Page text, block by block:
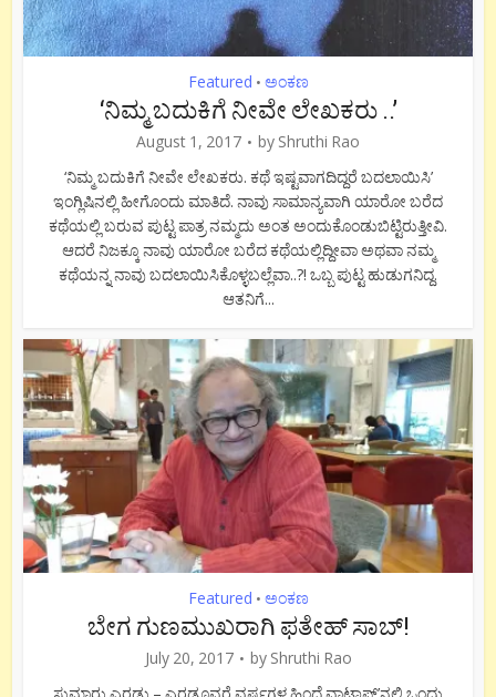
Featured • ಅಂಕಣ
‘ನಿಮ್ಮ ಬದುಕಿಗೆ ನೀವೇ ಲೇಖಕರು ..’
August 1, 2017 by Shruthi Rao
‘ನಿಮ್ಮ ಬದುಕಿಗೆ ನೀವೇ ಲೇಖಕರು. ಕಥೆ ಇಷ್ಟವಾಗದಿದ್ದರೆ ಬದಲಾಯಿಸಿ’
ಇಂಗ್ಲಿಷಿನಲ್ಲಿ ಹೀಗೊಂದು ಮಾತಿದೆ. ನಾವು ಸಾಮಾನ್ಯವಾಗಿ ಯಾರೋ ಬರೆದ
ಕಥೆಯಲ್ಲಿ ಬರುವ ಪುಟ್ಟ ಪಾತ್ರ ನಮ್ಮದು ಅಂತ ಅಂದುಕೊಂಡುಬಿಟ್ಟಿರುತ್ತೀವಿ.
ಆದರೆ ನಿಜಕ್ಕೂ ನಾವು ಯಾರೋ ಬರೆದ ಕಥೆಯಲ್ಲಿದ್ದೀವಾ ಅಥವಾ ನಮ್ಮ
ಕಥೆಯನ್ನ ನಾವು ಬದಲಾಯಿಸಿಕೊಳ್ಳಬಲ್ಲೆವಾ..?! ಒಬ್ಬ ಪುಟ್ಟ ಹುಡುಗನಿದ್ದ.
ಆತನಿಗೆ...
Featured • ಅಂಕಣ
ಬೇಗ ಗುಣಮುಖರಾಗಿ ಫತೇಹ್ ಸಾಬ್!
July 20, 2017 by Shruthi Rao